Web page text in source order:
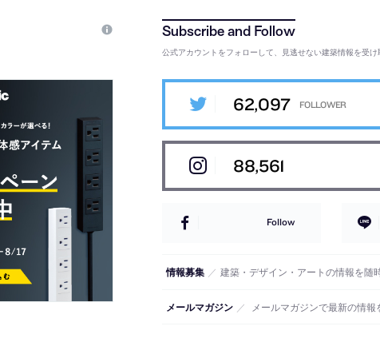
公式アカウントをフォローして、見逃せない建築情報を受け
62,097
88,561
Follow
情報募集 ／ 建築・デザイン・アートの情報を随
メールマガジン ／ メールマガジンで最新の情報